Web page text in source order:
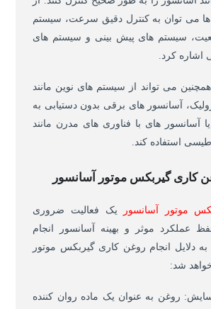
می توان به کنترل دقیق سرعت، سیستم
سیستم های پیش بینی و سیستم های
اشاره کرد.
می تواند از سیستم های نوین مانند
آسانسور های برقی بدون دستیابی به
آسانسور های با فناوری های مدرن مانند
استفاده کند.
کاری گیربکس موتور آسانسور
موتور آسانسور
یک فعالیت ضروری
عملکرد موثر و بهینه آسانسور انجام
دلایل انجام روغن کاری گیربکس موتور
شد:
روغن به عنوان یک ماده روان کننده